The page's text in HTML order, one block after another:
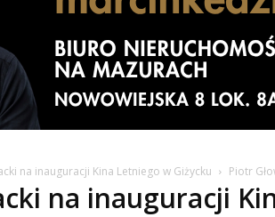
na inauguracji Kina Letniego w Giżycku Piotr
na inauguracji